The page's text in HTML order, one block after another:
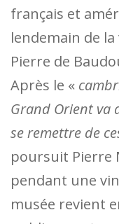
français et
lendemain de
Pierre de
Après le «
Grand Orient va
se remettre de
poursuit Pierre
pendant une
musée revient